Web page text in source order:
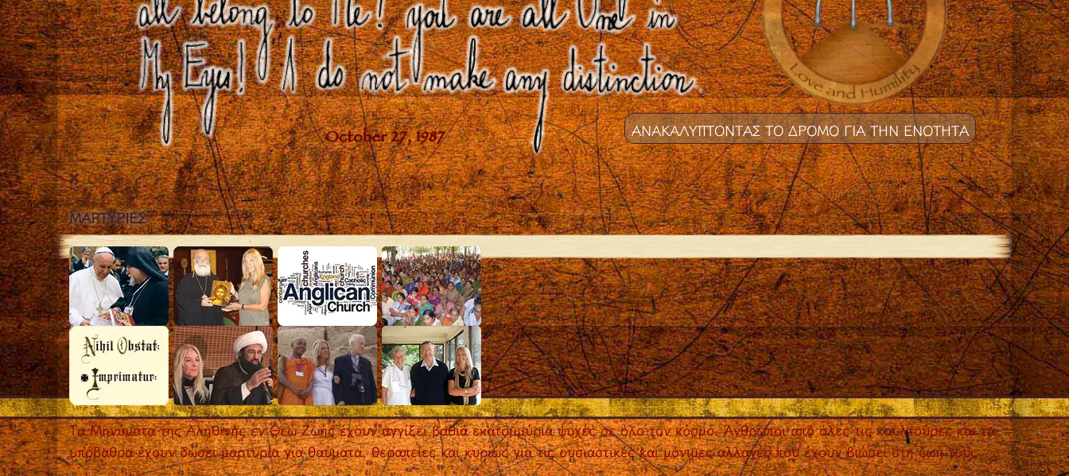
ΑΝΑΚΑΛΥΠΤΟΝΤΑΣ ΤΟ ΔΡΟΜΟ ΓΙΑ ΤΗΝ ΕΝΟΤΗΤΑ
Close
ΜΑΡΤΥΡIΕΣ
Τα Μηνύματα της Αληθινής εν Θεώ Ζωής έχουν αγγίξει βαθιά εκατομμύρια ψυχές σε όλο τον κόσμο. Άνθρωποι από όλες τις κουλτούρες και τα
υπόβαθρα έχουν δώσει μαρτυρία για θαύματα, θεραπείες και κυρίως για τις ουσιαστικές και μόνιμες αλλαγές που έχουν βιώσει στη ζωή τους.